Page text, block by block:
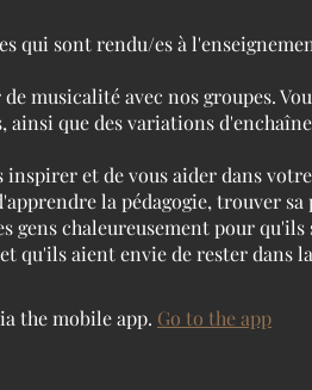
qui sont rendu/es à
musicalité avec nos groupes.
ainsi que des variations
inspirer et de vous aider dans
la pédagogie, trouver
gens chaleureusement pour qu'ils
qu'ils aient envie de rester dans
the mobile app. Go to the app